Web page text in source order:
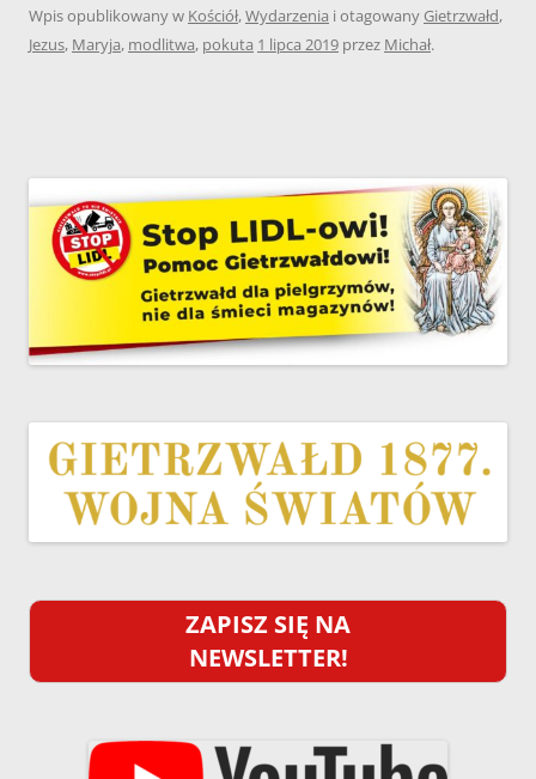
Wpis opublikowany w Kościół,Wydarzenia i otagowany Gietrzwałd,
Jezus, Maryja, modlitwa, pokuta 1 lipca 2019 przez Michał.
ZAPISZ SIĘ NA
NEWSLETTER!